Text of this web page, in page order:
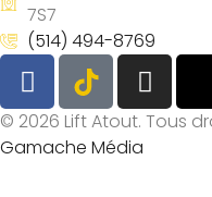
7S7
(514) 494-8769
© 2026 Lift Atout. Tous
Gamache Média